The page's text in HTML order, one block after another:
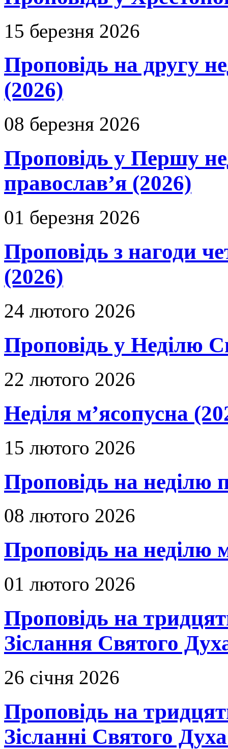
15 березня 2026
Проповідь на другу
(2026)
08 березня 2026
Проповідь у Першу
православ’я (2026)
01 березня 2026
Проповідь з нагоди
(2026)
24 лютого 2026
Проповідь у Неділю
22 лютого 2026
Неділя м’ясопусна
15 лютого 2026
Проповідь на неділю
08 лютого 2026
Проповідь на неділю
01 лютого 2026
Проповідь на
Зіслання Святого
26 січня 2026
Проповідь на
Зісланні Святого